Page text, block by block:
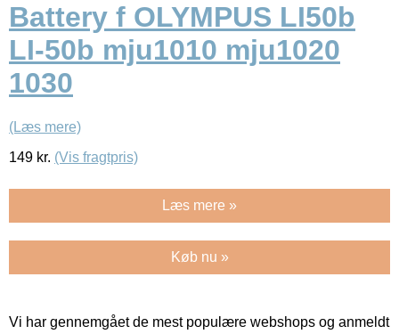
Battery f OLYMPUS LI50b
LI-50b mju1010 mju1020
1030
(Læs mere)
149 kr. (Vis fragtpris)
Læs mere »
Køb nu »
Vi har gennemgået de mest populære webshops og anmeldt